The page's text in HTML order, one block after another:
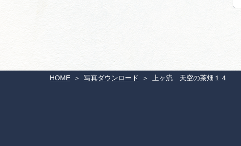
HOME 写真ダウンロード 上ヶ流 天空の茶畑１４